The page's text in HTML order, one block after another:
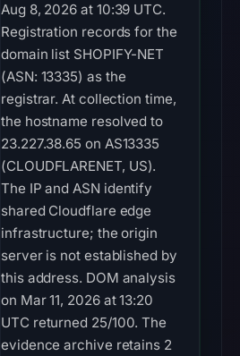
Aug 8, 2026 at 10:39 UTC.
Registration records for the
domain list SHOPIFY-NET
(ASN: 13335) as the
registrar. At collection time,
the hostname resolved to
23.227.38.65 on AS13335
(CLOUDFLARENET, US).
The IP and ASN identify
shared Cloudflare edge
infrastructure; the origin
server is not established by
this address. DOM analysis
on Mar 11, 2026 at 13:20
UTC returned 25/100. The
evidence archive retains 2